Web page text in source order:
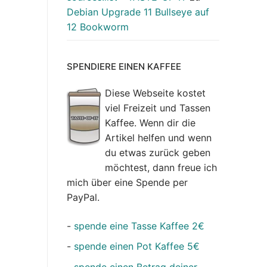
Debian Upgrade 11 Bullseye auf
12 Bookworm
SPENDIERE EINEN KAFFEE
Diese Webseite kostet
viel Freizeit und Tassen
Kaffee. Wenn dir die
Artikel helfen und wenn
du etwas zurück geben
möchtest, dann freue ich
mich über eine Spende per
PayPal.
- spende eine Tasse Kaffee 2€
- spende einen Pot Kaffee 5€